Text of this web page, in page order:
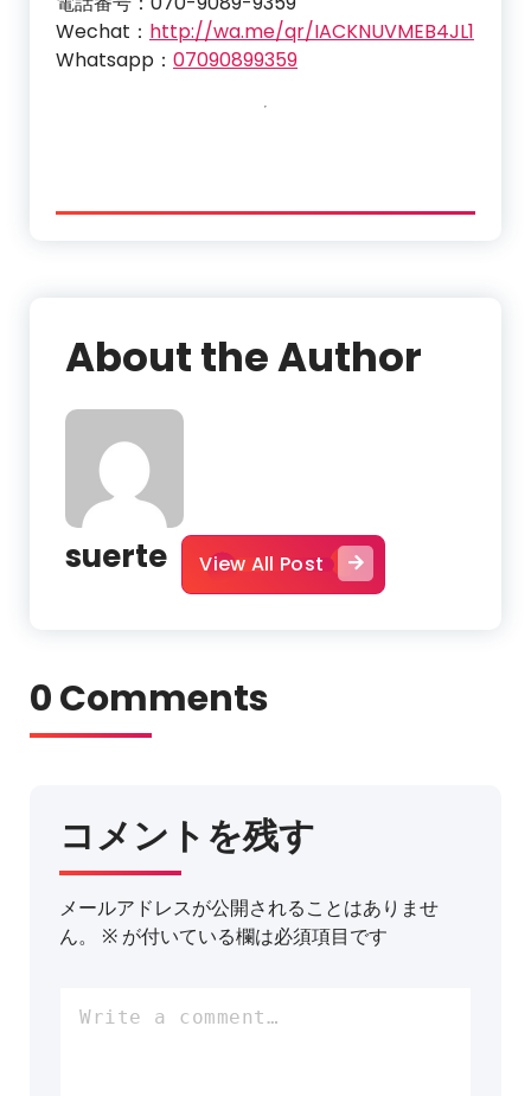
Wechat： http://wa.me/qr/IACKNUVMEB4JL1
Whatsapp： 07090899359
About the Author
suerte View All Post
0 Comments
コメントを残す
メールアドレスが公開されることはありませ
ん。
※が付いている欄は必須項目です